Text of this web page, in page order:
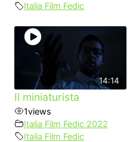
Italia Film Fedic
14:14
Il miniaturista
1views
Italia Film Fedic 2022
Italia Film Fedic